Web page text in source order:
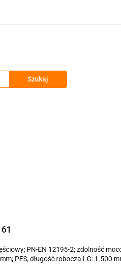
PN-EN 12195-2; zdolność
PES; długość robocza LG: 1.500